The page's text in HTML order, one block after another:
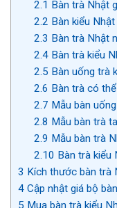
2.1 Bàn trà Nhật
2.2 Bàn kiểu
2.3 Bàn trà Nhật
2.4Bàn trà kiểu
2.5 Bàn uống trà
2.6 Bàn trà có
2.7 Mẫu bàn
2.8 Mẫu bàn trà
2.9 Mẫu bàn trà
2.10 Bàn trà kiểu
3 Kích thước bàn trà
4 Cập nhật giá bộ
5 Mua bàn trà kiểu